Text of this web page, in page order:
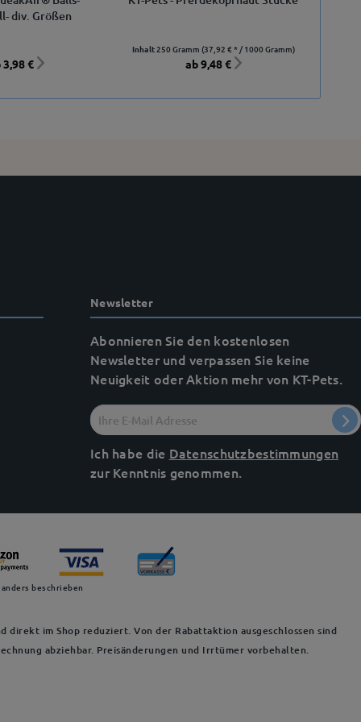
div. Größen
3,98 €
Inhalt250 Gramm (37,92 € * / 1000 Gramm)
ab 9,48 €
Newsletter
Abonnieren Sie den kostenlosen
Newsletter und verpassen Sie keine
Neuigkeit oder Aktion mehr von KT-Pets.
Ich habe die Datenschutzbestimmungen
zur Kenntnis genommen.
beschrieben
im Shop reduziert. Von der Rabattaktion ausgeschlossen sind
abziehbar. Preisänderungen und Irrtümer vorbehalten.